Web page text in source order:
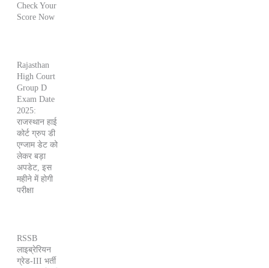
Check Your
Score Now
Rajasthan
High Court
Group D
Exam Date
2025:
राजस्थान हाई
कोर्ट ग्रुप डी
एग्जाम डेट को
लेकर बड़ा
अपडेट, इस
महीने में होगी
परीक्षा
RSSB
लाइब्रेरियन
ग्रेड-III भर्ती